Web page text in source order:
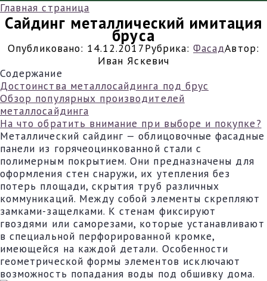
Главная страница
Сайдинг металлический имитация
бруса
Опубликовано: 14.12.2017Рубрика: ФасадАвтор:
Иван Яскевич
Содержание
Достоинства металлосайдинга под брус
Обзор популярных производителей
металлосайдинга
На что обратить внимание при выборе и покупке?
Металлический сайдинг — облицовочные фасадные
панели из горячеоцинкованной стали с
полимерным покрытием. Они предназначены для
оформления стен снаружи, их утепления без
потерь площади, скрытия труб различных
коммуникаций. Между собой элементы скрепляют
замками-защелками. К стенам фиксируют
гвоздями или саморезами, которые устанавливают
в специальной перфорированной кромке,
имеющейся на каждой детали. Особенности
геометрической формы элементов исключают
возможность попадания воды под обшивку дома.